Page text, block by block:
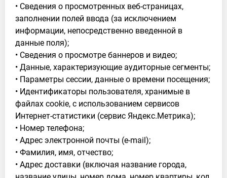
• Сведения о просмотренных веб-страницах,
заполнении полей ввода (за исключением
информации, непосредственно введенной в
данные поля);
• Сведения о просмотре баннеров и видео;
• Данные, характеризующие аудиторные сегменты;
• Параметры сессии, данные о времени посещения;
• Идентификаторы пользователя, хранимые в
файлах cookie, с использованием сервисов
Интернет-статистики (сервис Яндекс.Метрика);
• Номер телефона;
• Адрес электронной почты (e-mail);
• Фамилия, имя, отчество;
• Адрес доставки (включая название города,